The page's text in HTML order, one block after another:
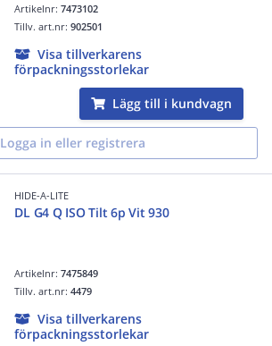
Artikelnr:7473102
Tillv. art.nr:902501
Visa tillverkarens
förpackningsstorlekar
Lägg till i kundvagn
Logga in eller registrera
HIDE-A-LITE
DL G4 Q ISO Tilt 6p Vit 930
Artikelnr:7475849
Tillv. art.nr:4479
Visa tillverkarens
förpackningsstorlekar